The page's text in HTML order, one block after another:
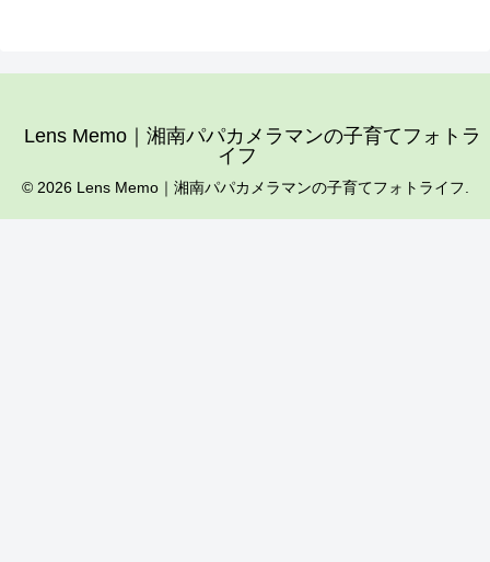
Lens Memo｜湘南パパカメラマンの子育てフォトラ
イフ
© 2026 Lens Memo｜湘南パパカメラマンの子育てフォトライフ.